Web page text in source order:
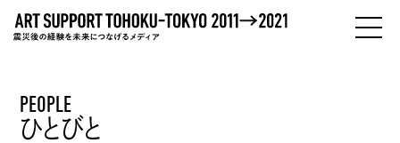
ひとびと
PEOPLE
ひとびと